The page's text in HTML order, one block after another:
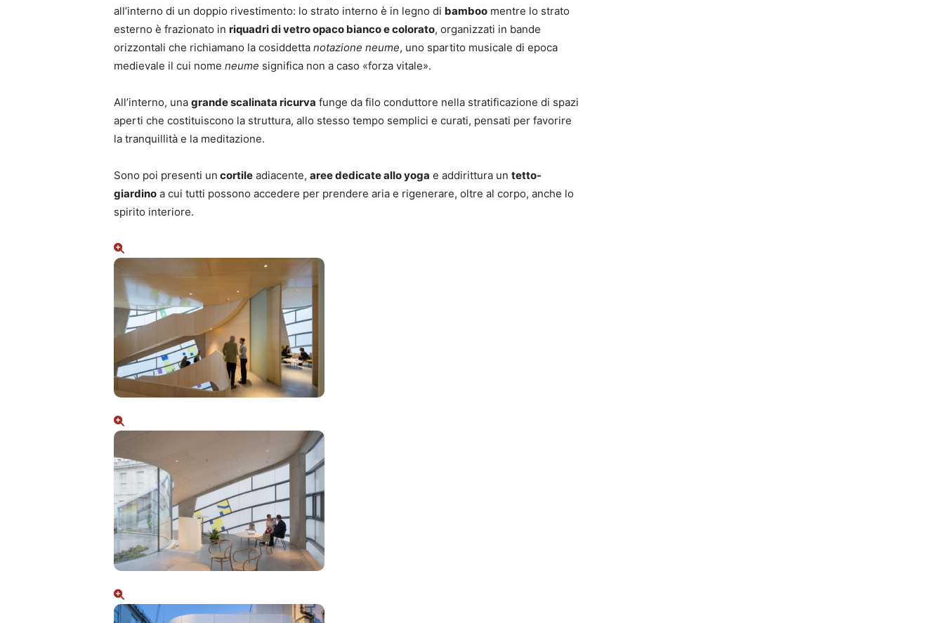
all’interno di un doppio rivestimento: lo strato interno è in legno di bamboo mentre lo strato
esterno è frazionato in riquadri di vetro opaco bianco e colorato, organizzati in bande
orizzontali che richiamano la cosiddetta notazione neume, uno spartito musicale di epoca
medievale il cui nome neume significa non a caso «forza vitale».
All’interno, una grande scalinata ricurva funge da filo conduttore nella stratificazione di spazi
aperti che costituiscono la struttura, allo stesso tempo semplici e curati, pensati per favorire
la tranquillità e la meditazione.
Sono poi presenti un cortile adiacente, aree dedicate allo yoga e addirittura un tetto-
giardino a cui tutti possono accedere per prendere aria e rigenerare, oltre al corpo, anche lo
spirito interiore.